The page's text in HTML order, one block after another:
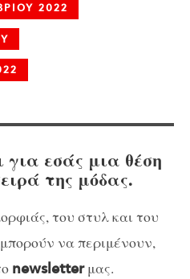
2022
εσάς μια θέση
της μόδας.
του στυλ και του
να περιμένουν,
newsletterμας.